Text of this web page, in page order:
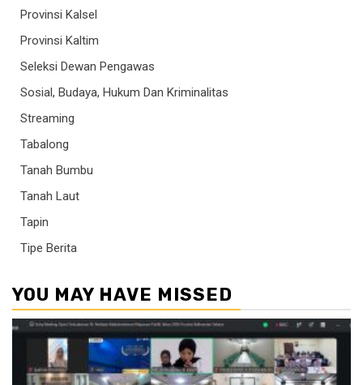
Provinsi Kalsel
Provinsi Kaltim
Seleksi Dewan Pengawas
Sosial, Budaya, Hukum Dan Kriminalitas
Streaming
Tabalong
Tanah Bumbu
Tanah Laut
Tapin
Tipe Berita
YOU MAY HAVE MISSED